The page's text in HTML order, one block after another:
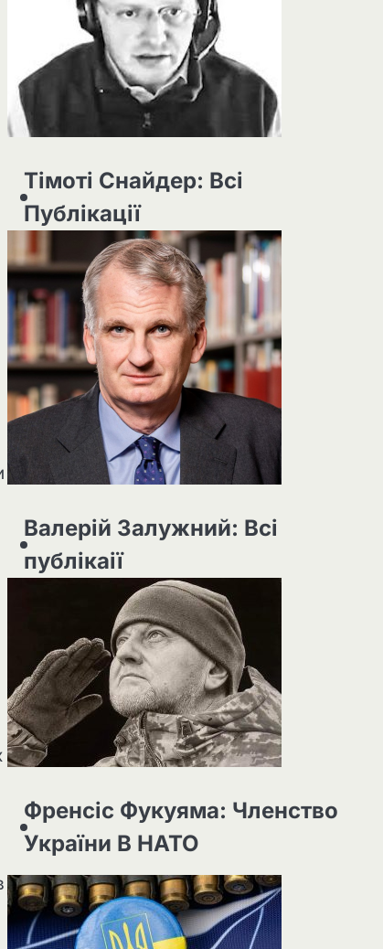
Тімоті Снайдер: Всі
Публікації
Валерій Залужний: Всі
публікаії
Френсіс Фукуяма: Членство
України В НАТО